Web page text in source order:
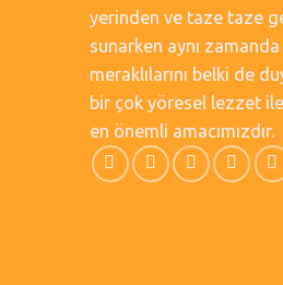
yerinden ve taze taze
sunarken aynı
meraklılarını belki de
bir çok yöresel lezzet ile
en önemli amacımızdır.